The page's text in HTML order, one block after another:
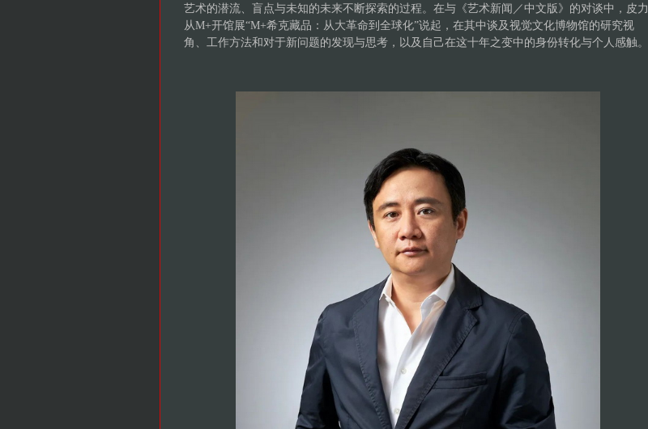
艺术的潜流、盲点与未知的未来不断探索的过程。在与《艺术新闻／中文版》的对谈中，皮力
从M+开馆展“M+希克藏品：从大革命到全球化”说起，在其中谈及视觉文化博物馆的研究视
角、工作方法和对于新问题的发现与思考，以及自己在这十年之变中的身份转化与个人感触。